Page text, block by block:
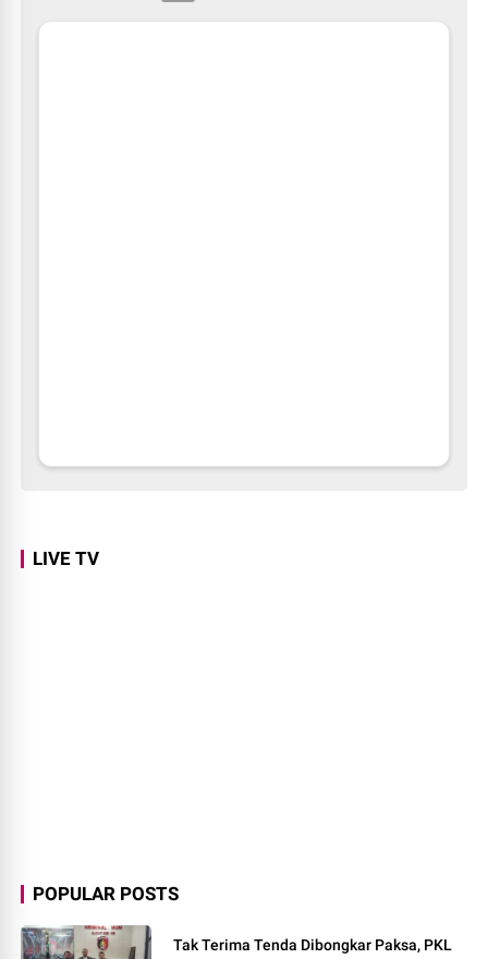
LIVE TV
POPULAR POSTS
Tak Terima Tenda Dibongkar Paksa, PKL